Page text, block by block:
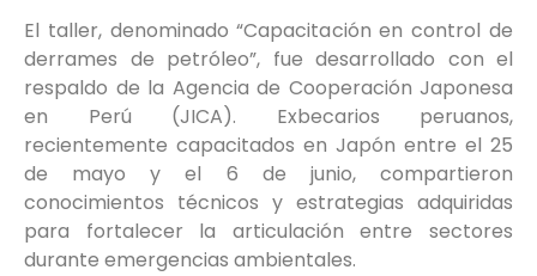
El taller, denominado “Capacitación en control de
derrames de petróleo”, fue desarrollado con el
respaldo de la Agencia de Cooperación Japonesa
en Perú (JICA). Exbecarios peruanos,
recientemente capacitados en Japón entre el 25
de mayo y el 6 de junio, compartieron
conocimientos técnicos y estrategias adquiridas
para fortalecer la articulación entre sectores
durante emergencias ambientales.